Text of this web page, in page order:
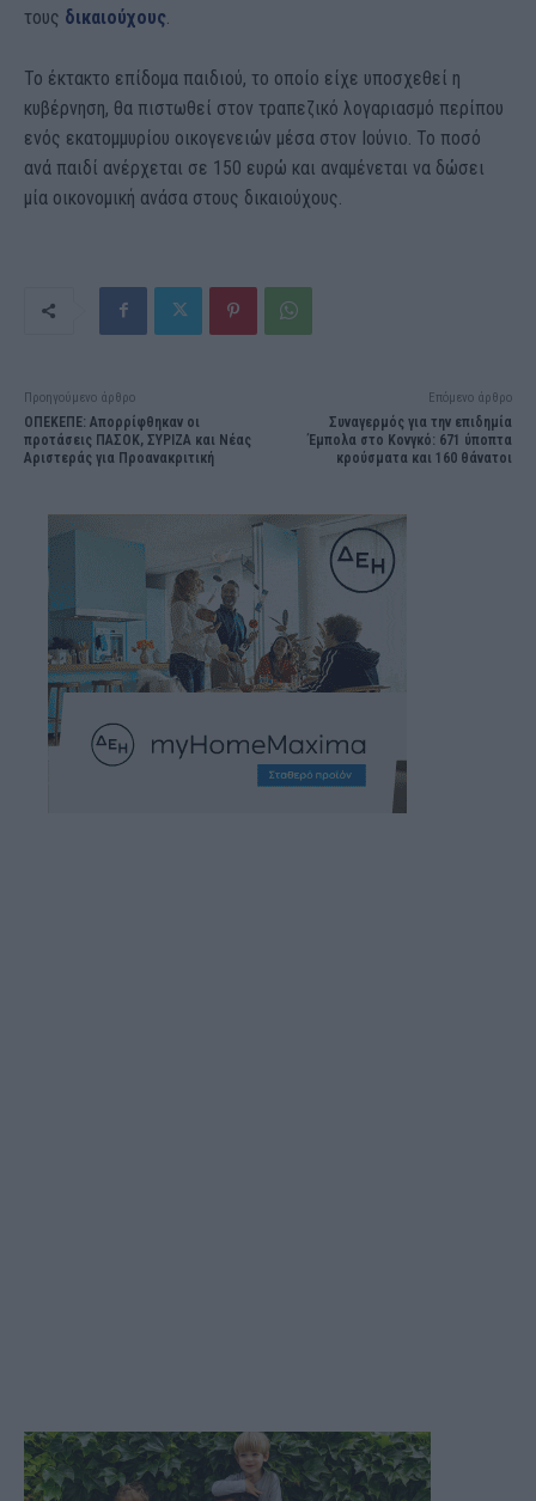
τους δικαιούχους.
Το έκτακτο επίδομα παιδιού, το οποίο είχε υποσχεθεί η
κυβέρνηση, θα πιστωθεί στον τραπεζικό λογαριασμό περίπου
ενός εκατομμυρίου οικογενειών μέσα στον Ιούνιο. Το ποσό
ανά παιδί ανέρχεται σε 150 ευρώ και αναμένεται να δώσει
μία οικονομική ανάσα στους δικαιούχους.
Προηγούμενο άρθρο
ΟΠΕΚΕΠΕ: Απορρίφθηκαν οι
προτάσεις ΠΑΣΟΚ, ΣΥΡΙΖΑ και Νέας
Αριστεράς για Προανακριτική
Επόμενο άρθρο
Συναγερμός για την επιδημία
Έμπολα στο Κονγκό: 671 ύποπτα
κρούσματα και 160 θάνατοι